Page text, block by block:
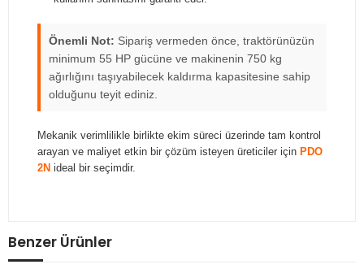
Önemli Not: Sipariş vermeden önce, traktörünüzün
minimum 55 HP gücüne ve makinenin 750 kg
ağırlığını taşıyabilecek kaldırma kapasitesine sahip
olduğunu teyit ediniz.
Mekanik verimlilikle birlikte ekim süreci üzerinde tam kontrol
arayan ve maliyet etkin bir çözüm isteyen üreticiler için PDO
2N ideal bir seçimdir.
Benzer Ürünler